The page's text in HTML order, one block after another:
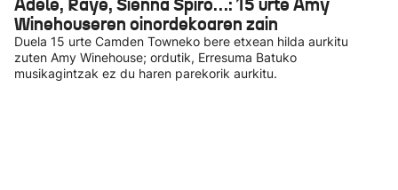
Winehouseren oinordekoaren zain
Duela 15 urte Camden Towneko bere etxean hilda aurkitu
zuten Amy Winehouse; ordutik, Erresuma Batuko
musikagintzak ez du haren parekorik aurkitu.